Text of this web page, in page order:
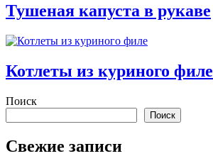
Тушеная капуста в рукаве
Котлеты из куриного филе
Поиск
Поиск
Свежие записи